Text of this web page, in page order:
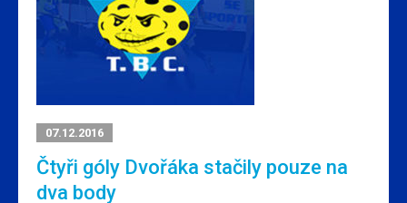
07.12.2016
Čtyři góly Dvořáka stačily pouze na
dva body